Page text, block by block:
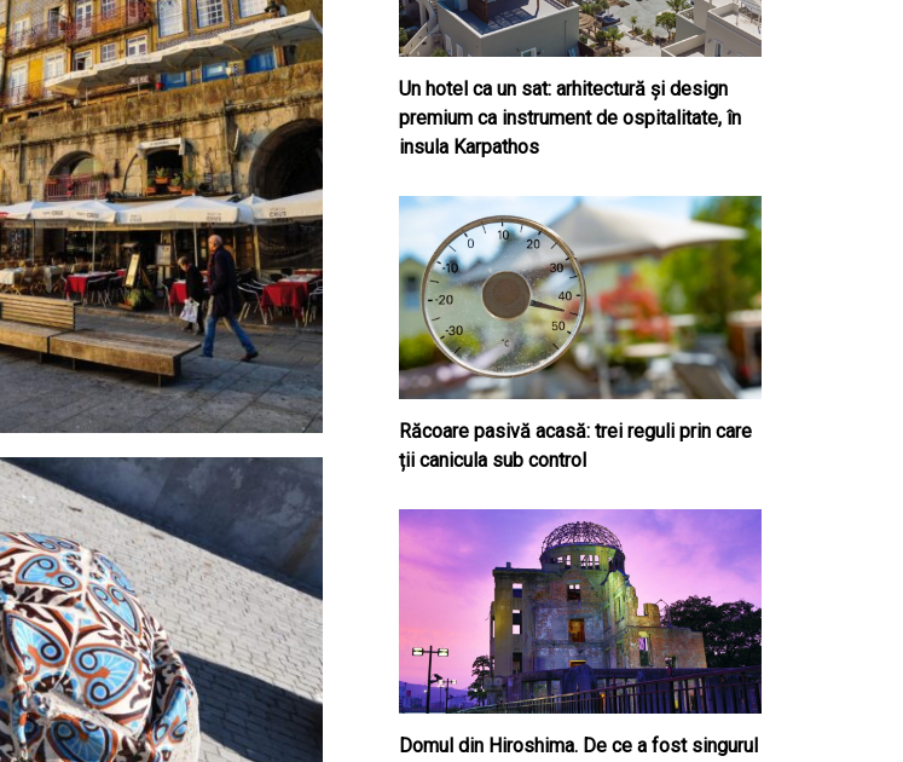
Un hotel ca un sat: arhitectură și design
premium ca instrument de ospitalitate, în
insula Karpathos
Răcoare pasivă acasă: trei reguli prin care
ții canicula sub control
Domul din Hiroshima. De ce a fost singurul